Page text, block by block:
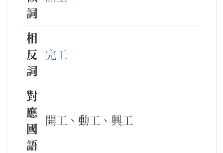
詞
相
反
詞
完工
對
應
國
語
開工、動工、興工